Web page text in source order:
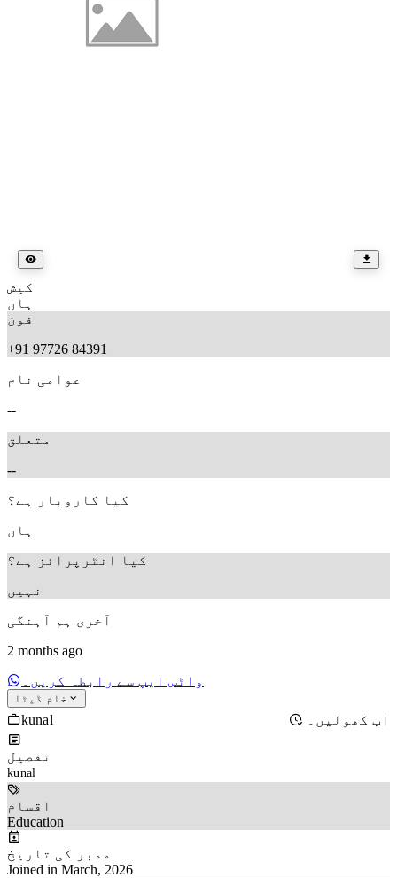
کیش
ہاں
فون
+91 97726 84391
عوامی نام
--
متعلق
--
کیا کاروبار ہے؟
ہاں
کیا انٹرپرائز ہے؟
نہیں
آخری ہم آہنگی
2 months ago
واٹس ایپ سے رابطہ کریں۔
خام ڈیٹا
kunal اب کھولیں۔
تفصیل
kunal
اقسام
Education
ممبر کی تاریخ
Joined in March, 2026